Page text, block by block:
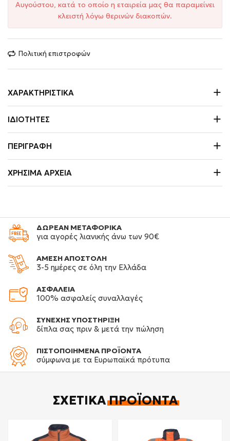
Αυγούστου, κατά το οποίο η εταιρεία μας θα παραμείνει
κλειστή λόγω θερινών διακοπών.
Πολιτική επιστροφών
ΧΑΡΑΚΤΗΡΙΣΤΙΚΆ
ΙΔΙΌΤΗΤΕΣ
ΠΕΡΙΓΡΑΦΉ
ΧΡΉΣΙΜΑ ΑΡΧΕΊΑ
ΔΩΡΕΑΝ ΜΕΤΑΦΟΡΙΚΑ
για αγορές λιανικής άνω των 90€
ΑΜΕΣΗ ΑΠΟΣΤΟΛΗ
3-5 ημέρες σε όλη την Ελλάδα
ΑΣΦΑΛΕΙΑ
100% ασφαλείς συναλλαγές
ΣΥΝΕΧΗΣ ΥΠΟΣΤΗΡΙΞΗ
δίπλα σας πριν & μετά την πώληση
ΠΙΣΤΟΠΟΙΗΜΕΝΑ ΠΡΟΪΟΝΤΑ
σύμφωνα με τα Ευρωπαϊκά πρότυπα
ΣΧΕΤΙΚΆΠΡΟΪΌΝΤΑ